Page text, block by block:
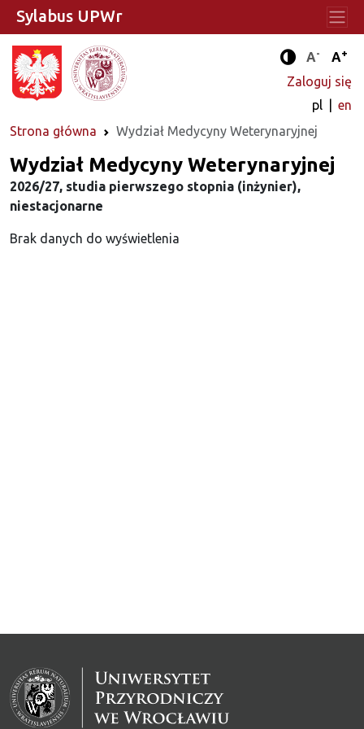
Tryb
A- A+
Zaloguj się
pl
en
Strona główna
Wydział Medycyny Weterynaryjnej
Sylabus UPWr
Wydział Medycyny Weterynaryjnej
2026/27, studia pierwszego stopnia (inżynier),
niestacjonarne
Brak danych do wyświetlenia